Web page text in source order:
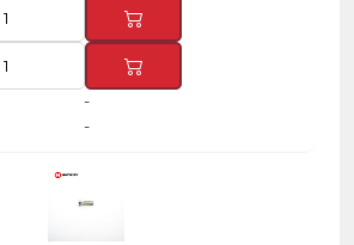
-
-